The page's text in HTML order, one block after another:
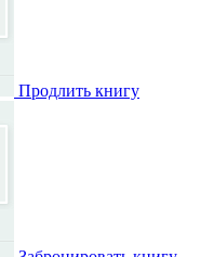
Продлить книгу